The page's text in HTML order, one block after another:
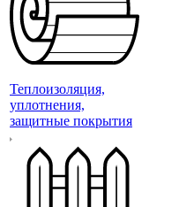
Теплоизоляция,
уплотнения,
защитные покрытия